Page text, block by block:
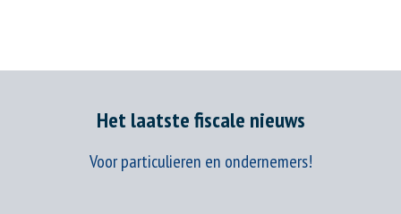
Het laatste fiscale nieuws
Voor particulieren en ondernemers!